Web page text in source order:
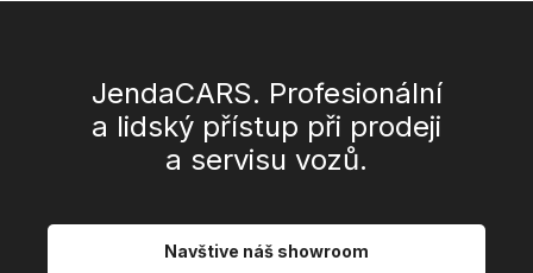
JendaCARS. Profesionální
a lidský přístup při prodeji
a servisu vozů.
Navštive náš showroom